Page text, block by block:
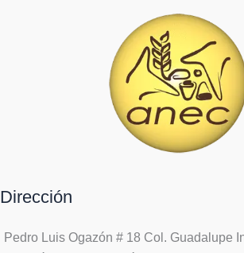
Dirección
Pedro Luis Ogazón # 18 Col. Guadalupe